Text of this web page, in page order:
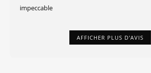
impeccable
AFFICHER PLUS D'AVIS